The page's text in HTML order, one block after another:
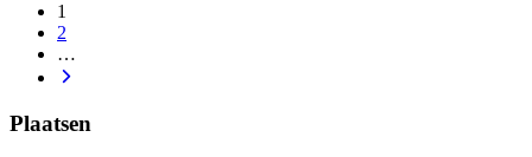
1
2
…
Plaatsen